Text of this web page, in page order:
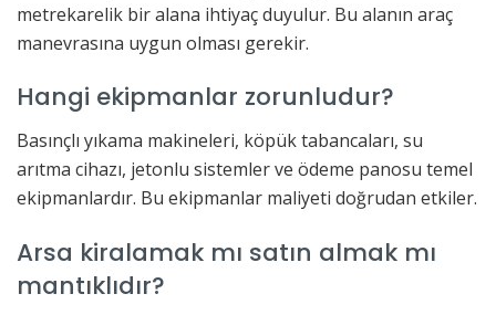
metrekarelik bir alana ihtiyaç duyulur. Bu alanın araç
manevrasına uygun olması gerekir.
Hangi ekipmanlar zorunludur?
Basınçlı yıkama makineleri, köpük tabancaları, su
arıtma cihazı, jetonlu sistemler ve ödeme panosu temel
ekipmanlardır. Bu ekipmanlar maliyeti doğrudan etkiler.
Arsa kiralamak mı satın almak mı
mantıklıdır?